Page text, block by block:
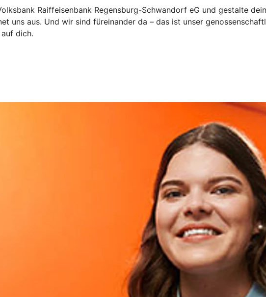
Raiffeisenbank Regensburg-Schwandorf eG und gestalte
uns aus. Und wir sind füreinander da – das ist unser
dich.